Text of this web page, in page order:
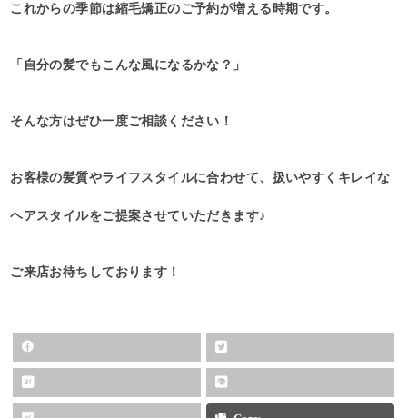
これからの季節は縮毛矯正のご予約が増える時期です。
「自分の髪でもこんな風になるかな？」
そんな方はぜひ一度ご相談ください！
お客様の髪質やライフスタイルに合わせて、扱いやすくキレイな
ヘアスタイルをご提案させていただきます♪
ご来店お待ちしております！